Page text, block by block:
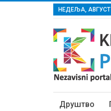
НЕДЕЉА, АВГУСТ
Друштво